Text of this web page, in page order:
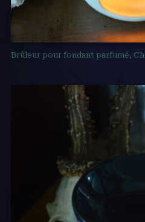
Brûleur pour fondant parfumé,